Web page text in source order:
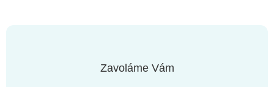
Zavoláme Vám